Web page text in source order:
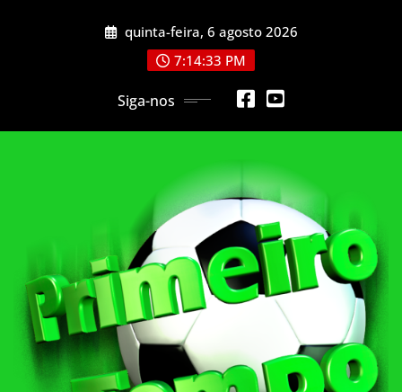
quinta-feira, 6 agosto 2026
7:14:35 PM
Siga-nos